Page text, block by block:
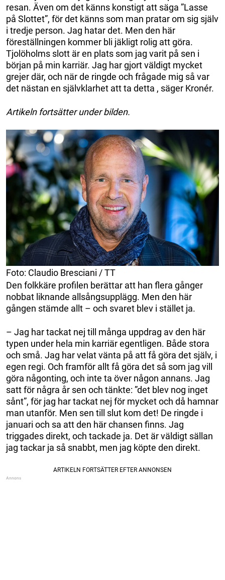
resan. Även om det känns konstigt att säga ”Lasse
på Slottet”, för det känns som man pratar om sig själv
i tredje person. Jag hatar det. Men den här
föreställningen kommer bli jäkligt rolig att göra.
Tjolöholms slott är en plats som jag varit på sen i
början på min karriär. Jag har gjort väldigt mycket
grejer där, och när de ringde och frågade mig så var
det nästan en självklarhet att ta detta , säger Kronér.
Artikeln fortsätter under bilden.
Foto: Claudio Bresciani / TT
Den folkkäre profilen berättar att han flera gånger
nobbat liknande allsångsupplägg. Men den här
gången stämde allt – och svaret blev i stället ja.
– Jag har tackat nej till många uppdrag av den här
typen under hela min karriär egentligen. Både stora
och små. Jag har velat vänta på att få göra det själv, i
egen regi. Och framför allt få göra det så som jag vill
göra någonting, och inte ta över någon annans. Jag
satt för några år sen och tänkte: ”det blev nog inget
sånt”, för jag har tackat nej för mycket och då hamnar
man utanför. Men sen till slut kom det! De ringde i
januari och sa att den här chansen finns. Jag
triggades direkt, och tackade ja. Det är väldigt sällan
jag tackar ja så snabbt, men jag köpte den direkt.